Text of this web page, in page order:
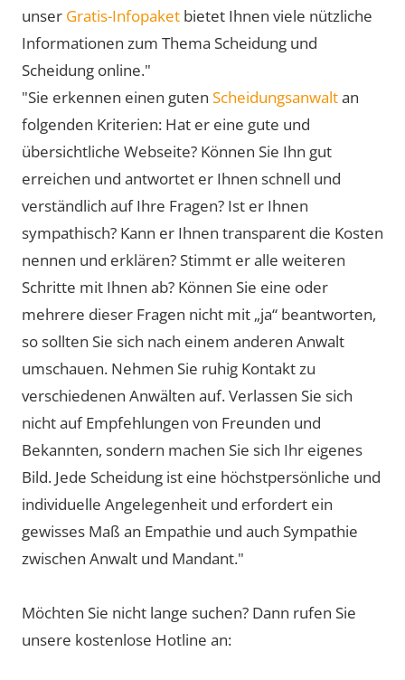
unser Gratis-Infopaket bietet Ihnen viele nützliche
Informationen zum Thema Scheidung und
Scheidung online."
"Sie erkennen einen guten Scheidungsanwaltan
folgenden Kriterien: Hat er eine gute und
übersichtliche Webseite? Können Sie Ihn gut
erreichen und antwortet er Ihnen schnell und
verständlich auf Ihre Fragen? Ist er Ihnen
sympathisch? Kann er Ihnen transparent die Kosten
nennen und erklären? Stimmt er alle weiteren
Schritte mit Ihnen ab? Können Sie eine oder
mehrere dieser Fragen nicht mit „ja“ beantworten,
so sollten Sie sich nach einem anderen Anwalt
umschauen. Nehmen Sie ruhig Kontakt zu
verschiedenen Anwälten auf. Verlassen Sie sich
nicht auf Empfehlungen von Freunden und
Bekannten, sondern machen Sie sich Ihr eigenes
Bild. Jede Scheidung ist eine höchstpersönliche und
individuelle Angelegenheit und erfordert ein
gewisses Maß an Empathie und auch Sympathie
zwischen Anwalt und Mandant."
Möchten Sie nicht lange suchen? Dann rufen Sie
unsere kostenlose Hotline an: